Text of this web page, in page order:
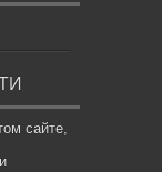
сайте,